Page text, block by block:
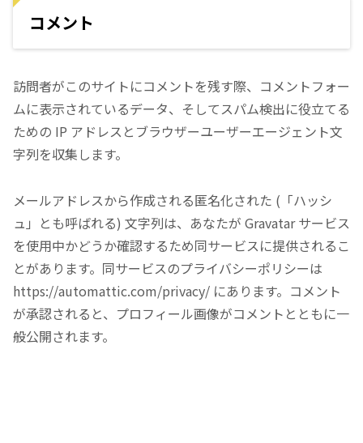
コメント
訪問者がこのサイトにコメントを残す際、コメントフォー
ムに表示されているデータ、そしてスパム検出に役立てる
ための IP アドレスとブラウザーユーザーエージェント文
字列を収集します。
メールアドレスから作成される匿名化された (「ハッシ
ュ」とも呼ばれる) 文字列は、あなたが Gravatar サービス
を使用中かどうか確認するため同サービスに提供されるこ
とがあります。同サービスのプライバシーポリシーは
https://automattic.com/privacy/ にあります。コメント
が承認されると、プロフィール画像がコメントとともに一
般公開されます。